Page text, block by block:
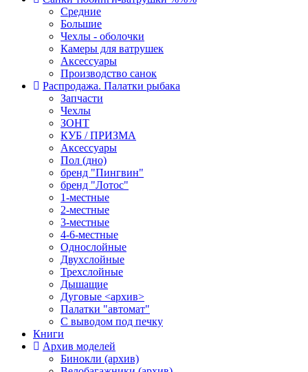
Средние
Большие
Чехлы - оболочки
Камеры для ватрушек
Аксессуары
Производство санок
Распродажа. Палатки рыбака
Запчасти
Чехлы
ЗОНТ
КУБ / ПРИЗМА
Аксессуары
Пол (дно)
бренд "Пингвин"
бренд "Лотос"
1-местные
2-местные
3-местные
4-6-местные
Однослойные
Двухслойные
Трехслойные
Дышащие
Дуговые <архив>
Палатки "автомат"
C выводом под печку
Книги
Архив моделей
Бинокли (архив)